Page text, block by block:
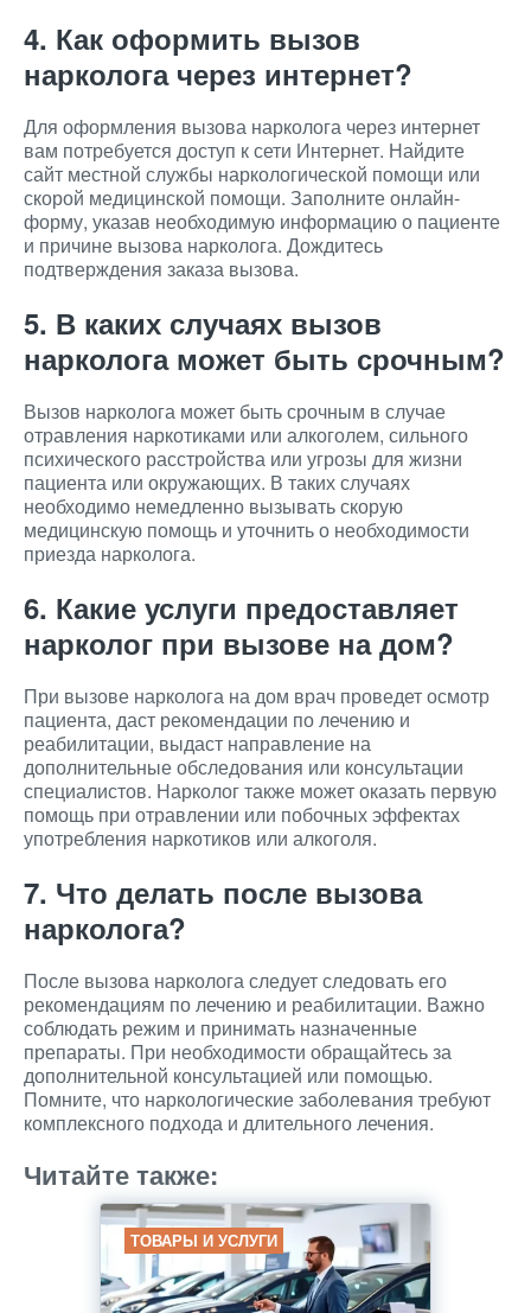
4. Как оформить вызов
нарколога через интернет?
Для оформления вызова нарколога через интернет
вам потребуется доступ к сети Интернет. Найдите
сайт местной службы наркологической помощи или
скорой медицинской помощи. Заполните онлайн-
форму, указав необходимую информацию о пациенте
и причине вызова нарколога. Дождитесь
подтверждения заказа вызова.
5. В каких случаях вызов
нарколога может быть срочным?
Вызов нарколога может быть срочным в случае
отравления наркотиками или алкоголем, сильного
психического расстройства или угрозы для жизни
пациента или окружающих. В таких случаях
необходимо немедленно вызывать скорую
медицинскую помощь и уточнить о необходимости
приезда нарколога.
6. Какие услуги предоставляет
нарколог при вызове на дом?
При вызове нарколога на дом врач проведет осмотр
пациента, даст рекомендации по лечению и
реабилитации, выдаст направление на
дополнительные обследования или консультации
специалистов. Нарколог также может оказать первую
помощь при отравлении или побочных эффектах
употребления наркотиков или алкоголя.
7. Что делать после вызова
нарколога?
После вызова нарколога следует следовать его
рекомендациям по лечению и реабилитации. Важно
соблюдать режим и принимать назначенные
препараты. При необходимости обращайтесь за
дополнительной консультацией или помощью.
Помните, что наркологические заболевания требуют
комплексного подхода и длительного лечения.
Читайте также:
ТОВАРЫ И УСЛУГИ